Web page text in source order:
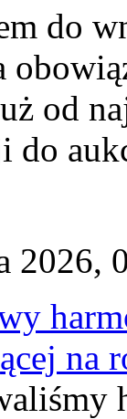
do
od
do
2026,
na